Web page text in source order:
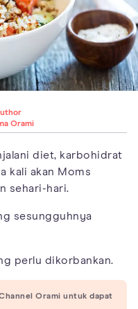
Orami
diet, karbohidrat
kali akan Moms
sehari-hari.
sesungguhnya
perlu dikorbankan.
Orami untuk dapat